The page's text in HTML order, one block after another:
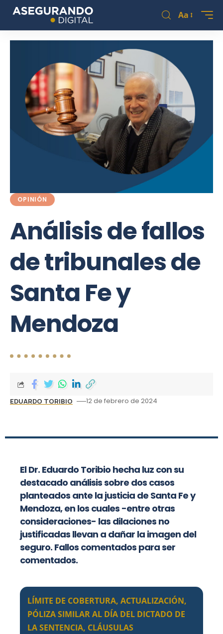
Aa
OPINIÓN
Análisis de fallos
de tribunales de
Santa Fe y
Mendoza
EDUARDO TORIBIO 12 de febrero de 2024
El Dr. Eduardo Toribio hecha luz con su
destacado análisis sobre dos casos
planteados ante la justicia de Santa Fe y
Mendoza, en los cuales -entre otras
consideraciones- las dilaciones no
justificadas llevan a dañar la imagen del
seguro. Fallos comentados para ser
comentados.
LÍMITE DE COBERTURA, ACTUALIZACIÓN,
PÓLIZA SIMILAR AL DÍA DEL DICTADO DE
LA SENTENCIA, CLÁUSULAS